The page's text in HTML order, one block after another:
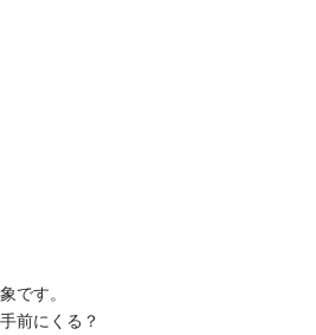
です。
前にくる？